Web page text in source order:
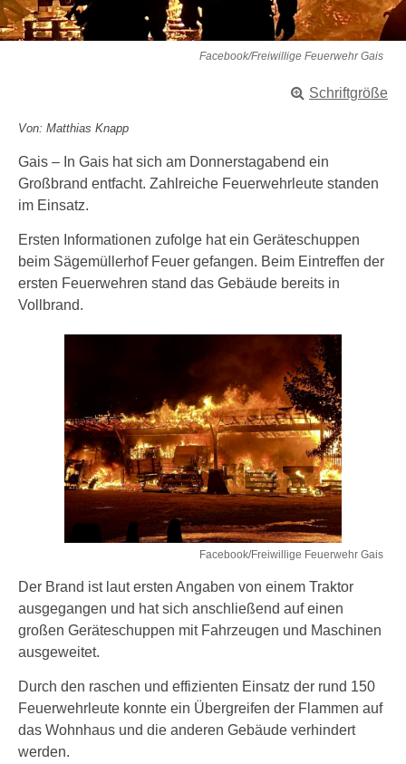
Facebook/Freiwillige Feuerwehr Gais
Schriftgröße
Von: Matthias Knapp
Gais – In Gais hat sich am Donnerstagabend ein
Großbrand entfacht. Zahlreiche Feuerwehrleute standen
im Einsatz.
Ersten Informationen zufolge hat ein Geräteschuppen
beim Sägemüllerhof Feuer gefangen. Beim Eintreffen der
ersten Feuerwehren stand das Gebäude bereits in
Vollbrand.
Facebook/Freiwillige Feuerwehr Gais
Der Brand ist laut ersten Angaben von einem Traktor
ausgegangen und hat sich anschließend auf einen
großen Geräteschuppen mit Fahrzeugen und Maschinen
ausgeweitet.
Durch den raschen und effizienten Einsatz der rund 150
Feuerwehrleute konnte ein Übergreifen der Flammen auf
das Wohnhaus und die anderen Gebäude verhindert
werden.